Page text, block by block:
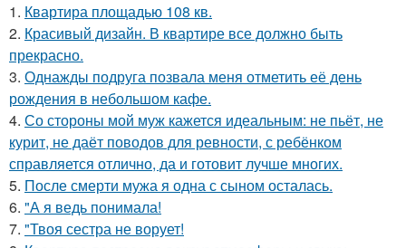
1. Квартира площадью 108 кв.
2. Красивый дизайн. В квартире все должно быть
прекрасно.
3. Однажды подруга позвала меня отметить её день
рождения в небольшом кафе.
4. Со стороны мой муж кажется идеальным: не пьёт, не
курит, не даёт поводов для ревности, с ребёнком
справляется отлично, да и готовит лучше многих.
5. После смерти мужа я одна с сыном осталась.
6. "А я ведь понимала!
7. "Твоя сестра не ворует!